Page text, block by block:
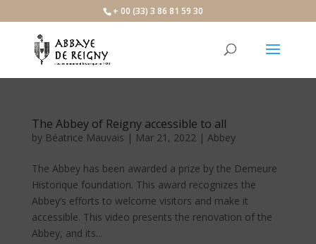
+ 00 (33) 3 86 81 59 30
The Abbey of Reigny accessible to all
by Béatrice Mauvais | Mar 21, 2022| Abbey
The Abbey has been awarded a prize by the Demeure
Historique foundation. This award recognizes the
Abbey’s efforts to welcome visitors and make it
accessible. This video presents the renovation of the
Abbey, and its...